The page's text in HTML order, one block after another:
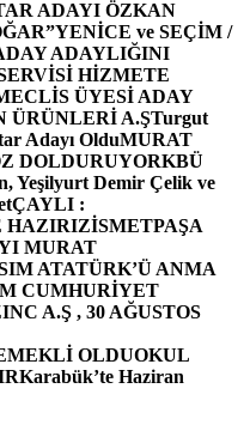
ADAYI ÖZKAN
YENİCE ve SEÇİM /
ADAYLIĞINI
HİZMETE
ÜYESİ ADAY
ÜRÜNLERİ A.ŞTurgut
Adayı OlduMURAT
DOLDURUYORKBÜ
Yeşilyurt Demir Çelik ve
ÇAYLI :
HAZIRIZİSMETPAŞA
MURAT
ATATÜRK’Ü ANMA
CUMHURİYET
A.Ş , 30 AĞUSTOS
OLDUOKUL
Karabük’te Haziran